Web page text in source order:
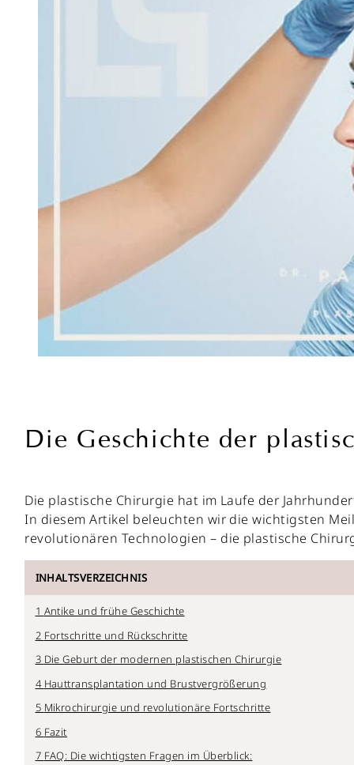
Die Geschichte der
Die plastische Chirurgie hat im Laufe der
In diesem Artikel beleuchten wir die wichtigsten
revolutionären Technologien – die plastische
INHALTSVERZEICHNIS
Antike und frühe Geschichte
Fortschritte und Rückschritte
Die Geburt der modernen plastischen Chirurgie
Hauttransplantation und Brustvergrößerung
Mikrochirurgie und revolutionäre Fortschritte
Fazit
FAQ: Die wichtigsten Fragen im Überblick: